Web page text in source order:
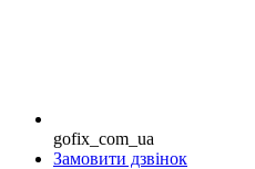
gofix_com_ua
Замовити дзвінок